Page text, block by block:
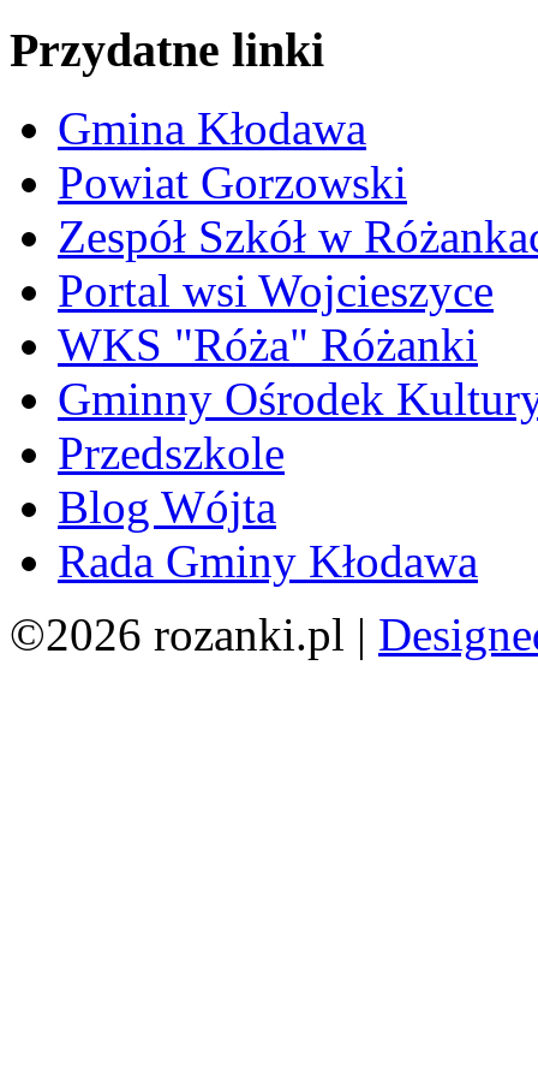
Przydatne linki
Gmina Kłodawa
Powiat Gorzowski
Zespół Szkół w
Portal wsi Wojcieszyce
WKS "Róża" Różanki
Gminny Ośrodek
Przedszkole
Blog Wójta
Rada Gminy Kłodawa
©2026 rozanki.pl |